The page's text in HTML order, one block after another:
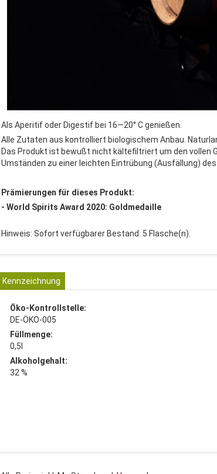
Als Aperitif oder Digestif bei 16—20° C genießen.
Alle Zutaten aus kontrolliert biologischem Anbau.
Das Produkt ist bewußt nicht kältefiltriert um den vollen
Umständen zu einer leichten Eintrübung (Ausfällung)
Prämierungen für dieses Produkt:
- World Spirits Award 2020: Goldmedaille
Hinweis: Sofort verfügbarer Bestand: 5 Flasche(n).
Kennzeichnung
Öko-Kontrollstelle:
DE-ÖKO-005
Füllmenge:
0,5l
Alkoholgehalt:
32 %